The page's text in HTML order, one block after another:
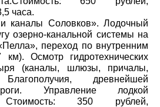
часа.
каналы Соловков». Лодочный
озерно-канальной системы на
переход по внутренним
Осмотр гидротехнических
(каналы, шлюзы, причалы,
древнейшей
Управление лодкой
Стоимость: 350 рублей,